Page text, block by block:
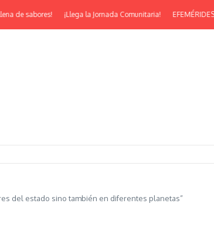
sabores! ¡Llega la Jornada Comunitaria! EFEMÉRIDES |
del estado sino también en diferentes planetas”